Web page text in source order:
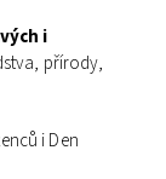
i
přírody,
i Den